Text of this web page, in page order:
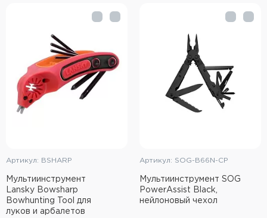
Артикул: BSHARP
Мультиинструмент
Lansky Bowsharp
Bowhunting Tool для
луков и арбалетов
Артикул: SOG-B66N-CP
Мультиинструмент SOG
PowerAssist Black,
нейлоновый чехол